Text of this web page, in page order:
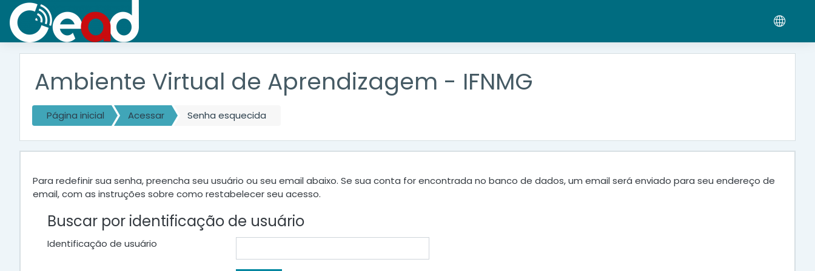
Ir para o conteúdo principal
Ambiente Virtual de Aprendizagem - IFNMG
Página inicial Acessar Senha esquecida
Para redefinir sua senha, preencha seu usuário ou seu email abaixo. Se sua conta for encontrada no banco de dados, um email será enviado para seu endereço de
email, com as instruções sobre como restabelecer seu acesso.
Buscar por identificação de usuário
Identificação de usuário